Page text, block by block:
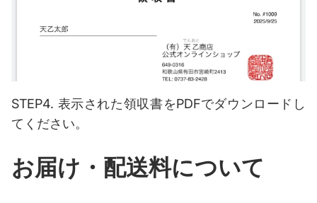
STEP4. 表示された領収書をPDFでダウンロードし
てください。
お届け・配送料について